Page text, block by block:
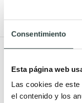
Consentimiento
Esta página web
Las cookies de
el contenido y los
Muebles de baño